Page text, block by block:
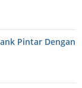
Pintar Dengan